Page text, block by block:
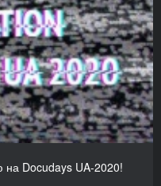
на Docudays UA-2020!